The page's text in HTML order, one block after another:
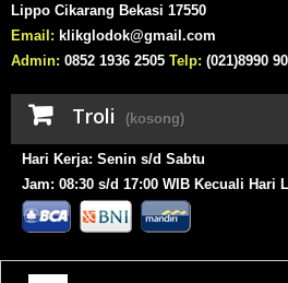
Lippo Cikarang Bekasi 17550
Email: klikglodok@gmail.com
Admin: 0852 1936 2505 Telp: (021)8990
Troli (kosong)
Hari Kerja: Senin s/d Sabtu
Jam: 08:30 s/d 17:00 WIB Kecuali Hari